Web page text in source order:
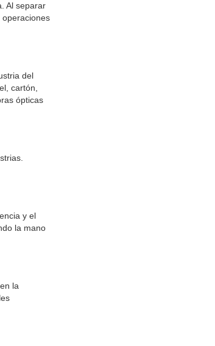
Al separar
operaciones
del
cartón,
ópticas
y el
la mano
la